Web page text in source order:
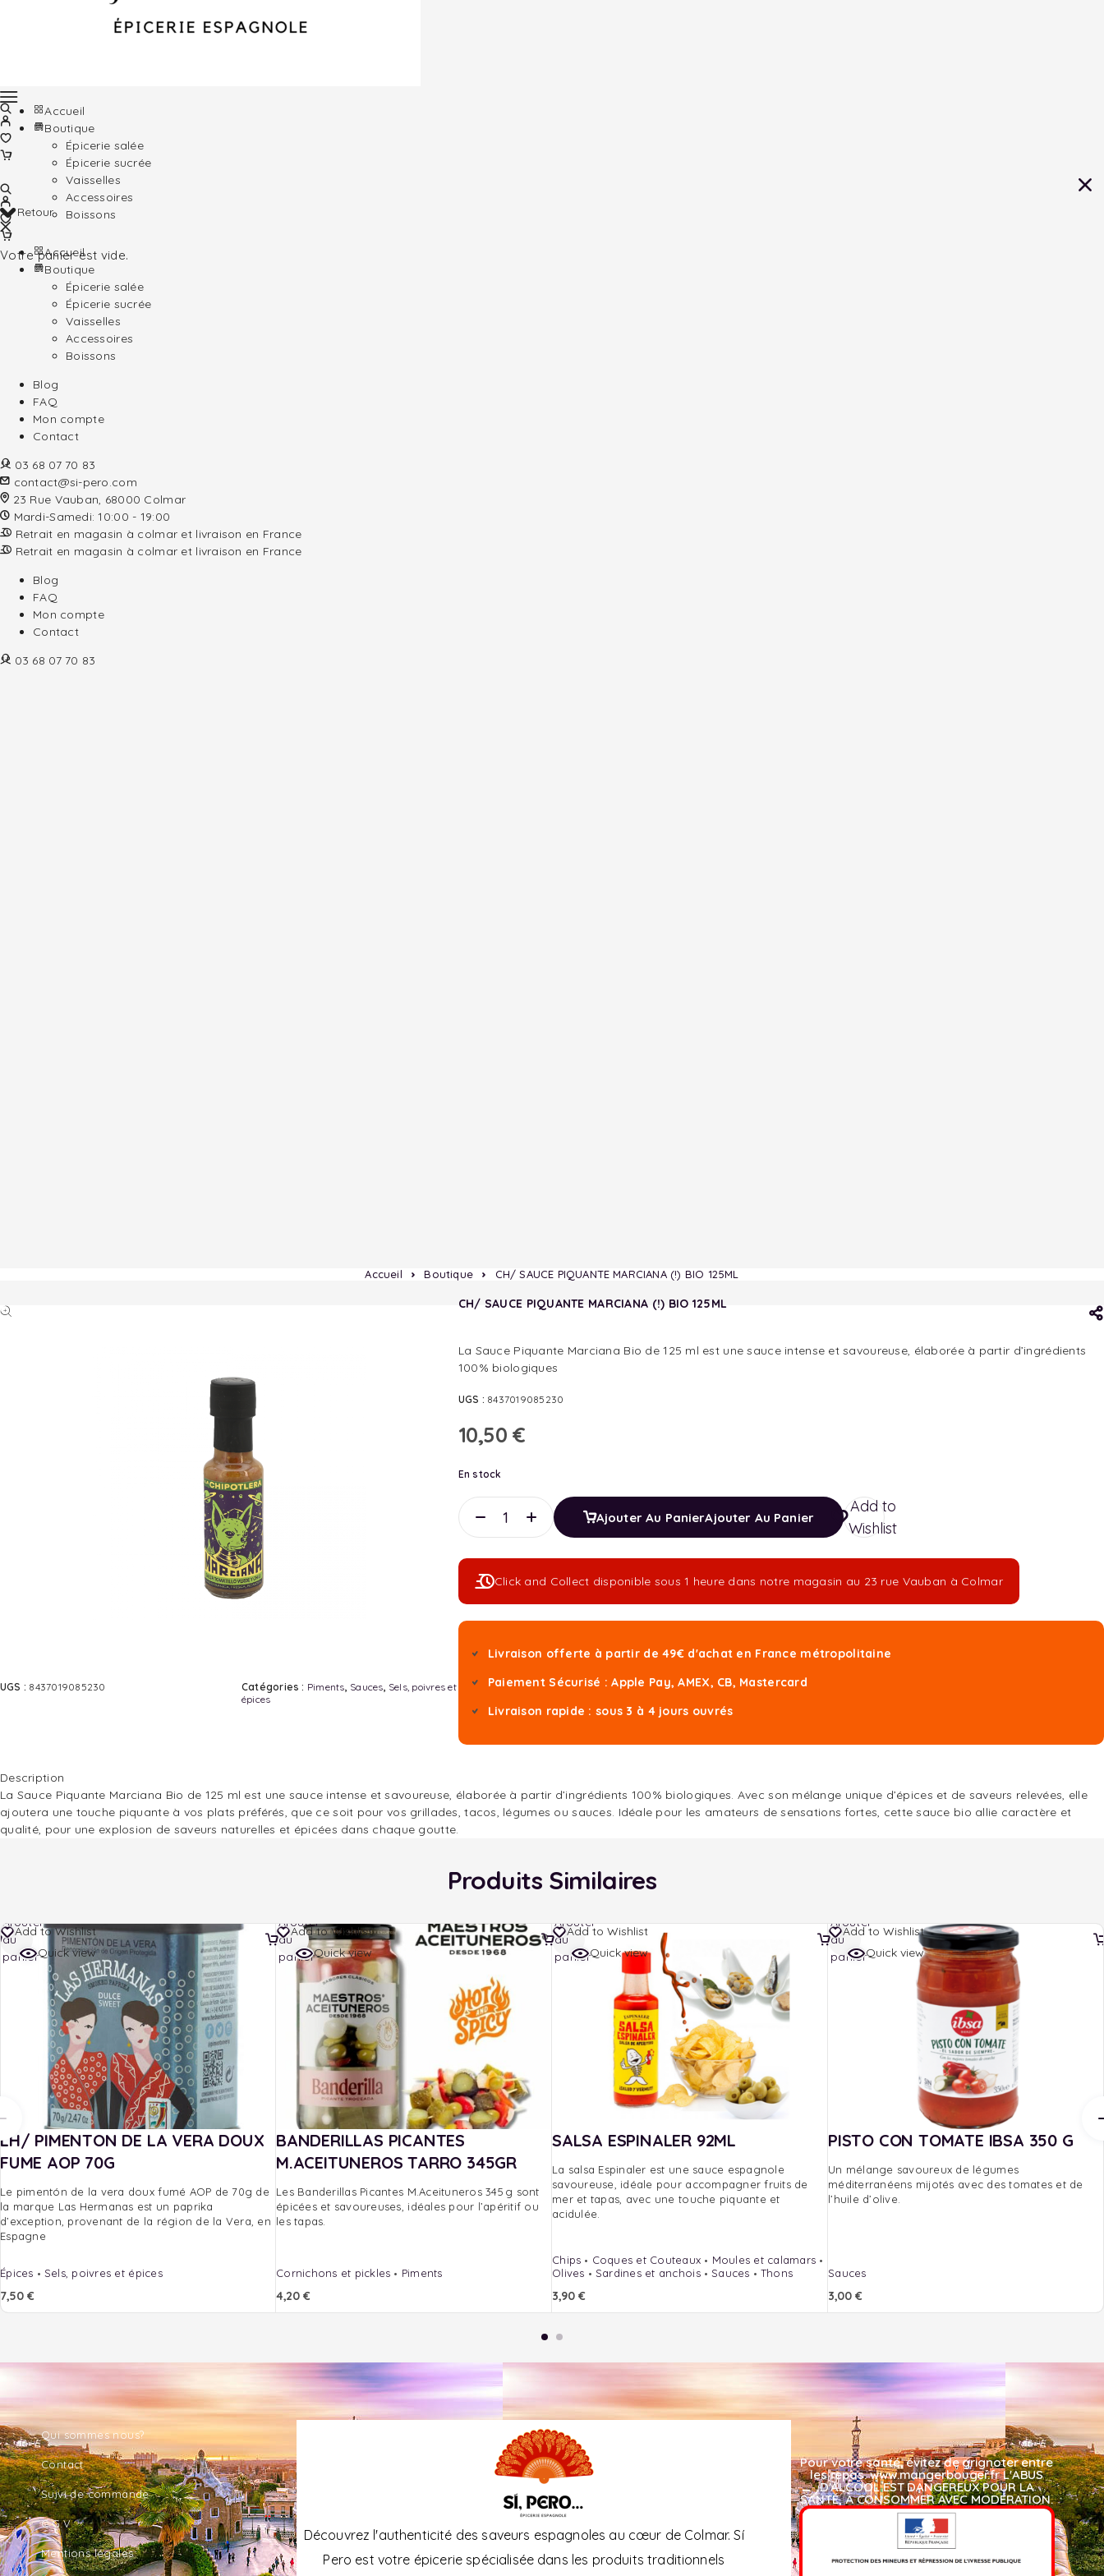
Retour
Accueil
Boutique
Épicerie salée
Épicerie sucrée
Vaisselles
Accessoires
Boissons
Blog
FAQ
Mon compte
Contact
03 68 07 70 83
contact@si-pero.com
23 Rue Vauban, 68000 Colmar
Mardi-Samedi: 10:00 - 19:00
Retrait en magasin à colmar et livraison en France
Retrait en magasin à colmar et livraison en France
Blog
FAQ
Mon compte
Contact
03 68 07 70 83
Accueil
Boutique
Épicerie salée
Épicerie sucrée
Vaisselles
Accessoires
Boissons
Votre panier est vide.
Accueil Boutique CH/ SAUCE PIQUANTE MARCIANA (!) BIO 125ML
UGS : 8437019085230 Catégories : Piments, Sauces, Sels, poivres et
épices
CH/ SAUCE PIQUANTE MARCIANA (!) BIO 125ML
La Sauce Piquante Marciana Bio de 125 ml est une sauce intense et savoureuse, élaborée à partir d’ingrédients
100% biologiques
UGS : 8437019085230
10,50 €
En stock
Ajouter Au PanierAjouter Au Panier
Add to
Wishlist
Click and Collect disponible sous 1 heure dans notre magasin au 23 rue Vauban à Colmar
Livraison offerte à partir de 49€ d'achat en France métropolitaine
Paiement Sécurisé : Apple Pay, AMEX, CB, Mastercard
Livraison rapide : sous 3 à 4 jours ouvrés
Description
La Sauce Piquante Marciana Bio de 125 ml est une sauce intense et savoureuse, élaborée à partir d’ingrédients 100% biologiques. Avec son mélange unique d’épices et de saveurs relevées, elle
ajoutera une touche piquante à vos plats préférés, que ce soit pour vos grillades, tacos, légumes ou sauces. Idéale pour les amateurs de sensations fortes, cette sauce bio allie caractère et
qualité, pour une explosion de saveurs naturelles et épicées dans chaque goutte.
Produits Similaires
Add to Wishlist
Quick view
LH/ PIMENTON DE LA VERA DOUX
FUME AOP 70G
Le pimentón de la vera doux fumé AOP de 70g de
la marque Las Hermanas est un paprika
d’exception, provenant de la région de la Vera, en
Espagne
Épices Sels, poivres et épices
7,50 €
Ajouter
au
panier
Add to Wishlist
Quick view
BANDERILLAS PICANTES
M.ACEITUNEROS TARRO 345GR
Les Banderillas Picantes M.Aceituneros 345 g sont
épicées et savoureuses, idéales pour l’apéritif ou
les tapas.
Cornichons et pickles Piments
4,20 €
Ajouter
au
panier
Add to Wishlist
Quick view
SALSA ESPINALER 92ML
La salsa Espinaler est une sauce espagnole
savoureuse, idéale pour accompagner fruits de
mer et tapas, avec une touche piquante et
acidulée.
Chips Coques et Couteaux
Moules et calamars
Olives
Sardines et anchois Sauces Thons
3,90 €
Ajouter
au
panier
Add to Wishlist
Quick view
PISTO CON TOMATE IBSA 350 G
Un mélange savoureux de légumes
méditerranéens mijotés avec des tomates et de
l’huile d’olive.
Sauces
3,00 €
Ajouter
au
panier
Qui sommes nous?
Contact
Suivi de commande
C.G.V
Mentions légales
Découvrez l'authenticité des saveurs espagnoles au cœur de Colmar. Sí
Pero est votre épicerie spécialisée dans les produits traditionnels
Pour votre santé, évitez de grignoter entre
les repas. www.mangerbouger.fr L'ABUS
D'ALCOOL EST DANGEREUX POUR LA
SANTÉ, À CONSOMMER AVEC MODÉRATION.​